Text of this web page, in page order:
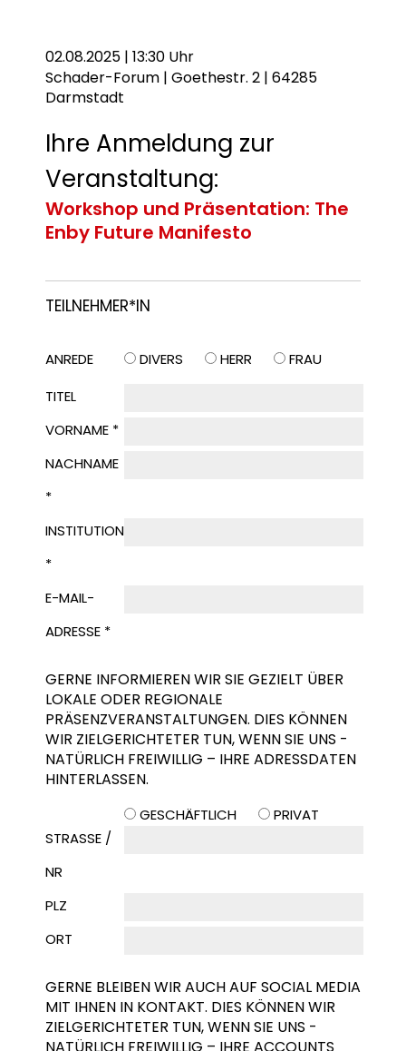
02.08.2025 | 13:30 Uhr
Schader-Forum | Goethestr. 2 | 64285
Darmstadt
Ihre Anmeldung zur
Veranstaltung:
Workshop und Präsentation: The
Enby Future Manifesto
TEILNEHMER*IN
ANREDE DIVERS HERR
FRAU
TITEL
VORNAME *
NACHNAME
*
INSTITUTION
*
E-MAIL-
ADRESSE *
GERNE INFORMIEREN WIR SIE GEZIELT ÜBER
LOKALE ODER REGIONALE
PRÄSENZVERANSTALTUNGEN. DIES KÖNNEN
WIR ZIELGERICHTETER TUN, WENN SIE UNS -
NATÜRLICH FREIWILLIG – IHRE ADRESSDATEN
HINTERLASSEN.
GESCHÄFTLICH
PRIVAT
STRASSE / N
R
PLZ
ORT
GERNE BLEIBEN WIR AUCH AUF SOCIAL MEDIA
MIT IHNEN IN KONTAKT. DIES KÖNNEN WIR
ZIELGERICHTETER TUN, WENN SIE UNS -
NATÜRLICH FREIWILLIG – IHRE ACCOUNTS